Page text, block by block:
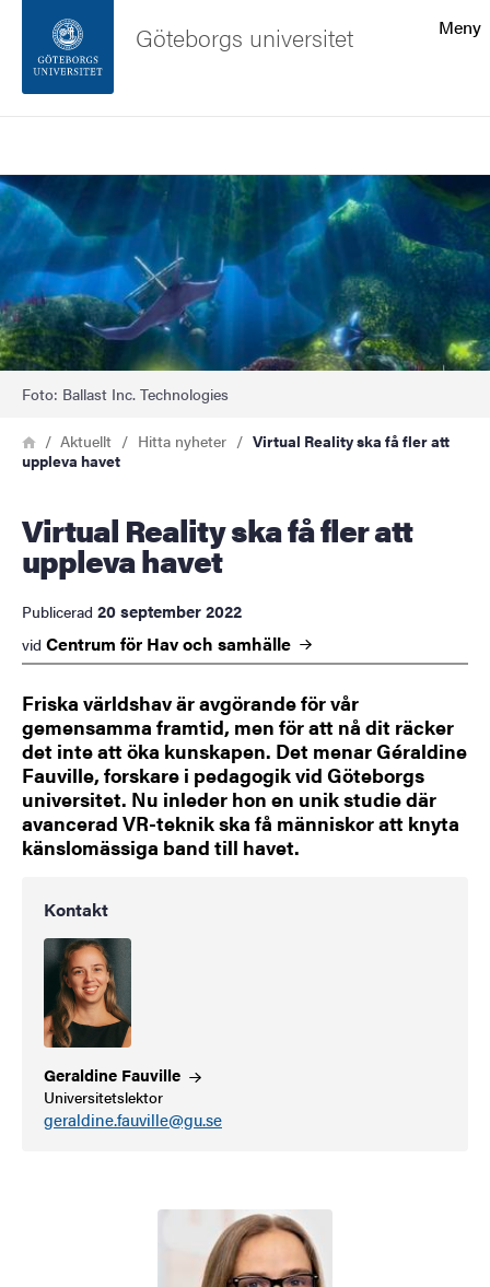
Sidfoten
Om webbplatsen
Meny
Göteborgs universitet
Bild
Foto: Ballast Inc. Technologies
Länkstig
HemAktuellt Hitta nyheter
Virtual Reality ska få fler att
uppleva havet
Virtual Reality ska få fler att
uppleva havet
Publicerad 20 september 2022
vid Centrum för Hav och samhälle
Friska världshav är avgörande för vår
gemensamma framtid, men för att nå dit räcker
det inte att öka kunskapen. Det menar Géraldine
Fauville, forskare i pedagogik vid Göteborgs
universitet. Nu inleder hon en unik studie där
avancerad VR-teknik ska få människor att knyta
känslomässiga band till havet.
Kontakt
Geraldine Fauville
Universitetslektor
geraldine.fauville@gu.se
Bild